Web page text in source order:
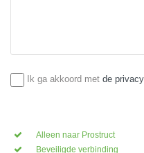
Ik ga akkoord met de
Alleen naar Prostruct
Beveiligde verbinding